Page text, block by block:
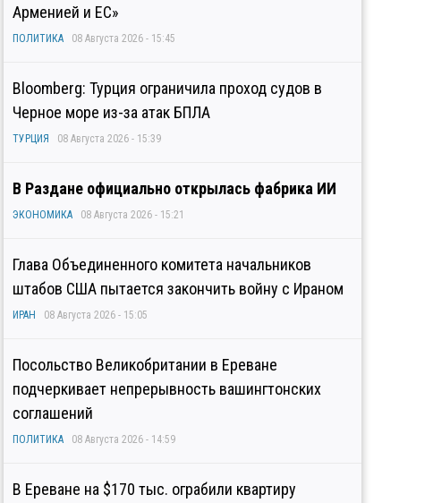
Арменией и ЕС»
ПОЛИТИКА 08 Августа 2026 - 15:45
Bloomberg: Турция ограничила проход судов в
Черное море из-за атак БПЛА
ТУРЦИЯ 08 Августа 2026 - 15:39
В Раздане официально открылась фабрика ИИ
ЭКОНОМИКА 08 Августа 2026 - 15:21
Глава Объединенного комитета начальников
штабов США пытается закончить войну с Ираном
ИРАН 08 Августа 2026 - 15:05
Посольство Великобритании в Ереване
подчеркивает непрерывность вашингтонских
соглашений
ПОЛИТИКА 08 Августа 2026 - 14:59
В Ереване на $170 тыс. ограбили квартиру